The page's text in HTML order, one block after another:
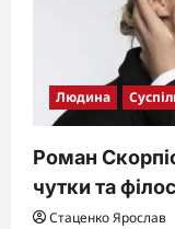
Людина
Роман
чутки та
Стаценко Ярослав